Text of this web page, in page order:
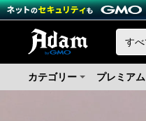
カテゴリー プレミアム